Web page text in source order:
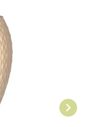
